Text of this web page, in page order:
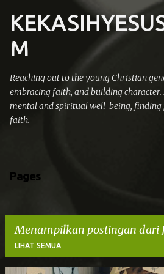
Langsung ke
M
Reaching out to the young Christian
embracing faith, and building
mental and spiritual well-being, finding
faith.
Pages
Menampilkan postingan dari
LIHAT SEMUA